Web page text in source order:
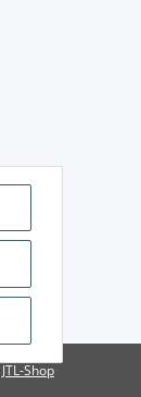
JTL-Shop